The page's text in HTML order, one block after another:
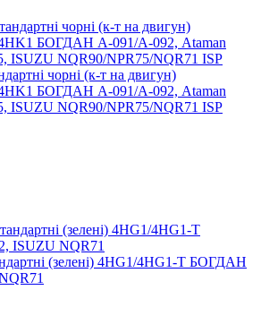
чорні (к-т на двигун)
БОГДАН А-091/А-092, Ataman
ISUZU NQR90/NPR75/NQR71 ISP
(зелені) 4HG1/4HG1-T БОГДАН